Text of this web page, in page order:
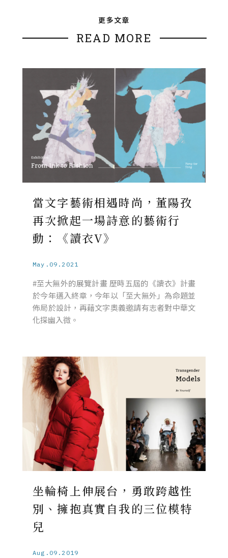
更多文章
READ MORE
當文字藝術相遇時尚，董陽孜
再次掀起一場詩意的藝術行
動：《讀衣V》
May.09.2021
#至大無外的展覽計畫 歷時五屆的《讀衣》計畫
於今年邁入終章，今年以「至大無外」為命題並
佈局於設計，再藉文字奧義邀請有志者對中華文
化探幽入微。
坐輪椅上伸展台，勇敢跨越性
別、擁抱真實自我的三位模特
兒
Aug.09.2019